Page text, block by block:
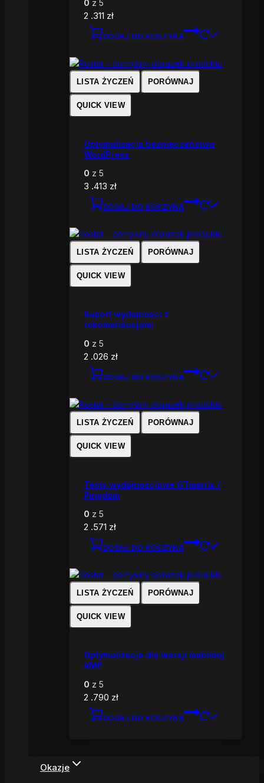
0 z 5
2 .311 zł
DODAJ DO KOSZYKA
LISTA ŻYCZEŃ PORÓWNAJ
QUICK VIEW
Optymalizacja bezpieczeństwa
WordPress
0 z 5
3 .413 zł
DODAJ DO KOSZYKA
LISTA ŻYCZEŃ PORÓWNAJ
QUICK VIEW
Raport wydajności z
rekomendacjami
0 z 5
2 .026 zł
DODAJ DO KOSZYKA
LISTA ŻYCZEŃ PORÓWNAJ
QUICK VIEW
Testy wydajnościowe GTmetrix /
Pingdom
0 z 5
2 .571 zł
DODAJ DO KOSZYKA
LISTA ŻYCZEŃ PORÓWNAJ
QUICK VIEW
Optymalizacja dla wersji mobilnej
AMP
0 z 5
2 .790 zł
DODAJ DO KOSZYKA
Okazje